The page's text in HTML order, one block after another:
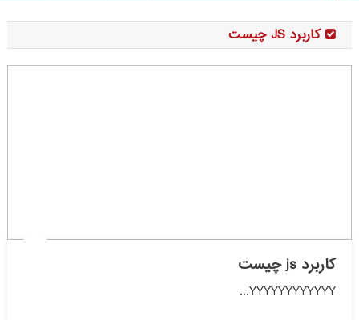
کاربرد JS چیست
کاربرد js چیست
YYYYYYYYYYYY...